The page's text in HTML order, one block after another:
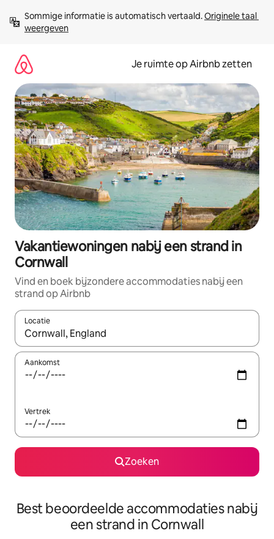
direct
naar
Sommige informatie is automatisch vertaald. Originele taal
weergeven
Je ruimte op Airbnb zetten
Vakantiewoningen nabij een strand in
Cornwall
Vind en boek bijzondere accommodaties nabij een
strand op Airbnb
Locatie
Wanneer er suggesties beschikbaar zijn, maak je een keuze
Aankomst
Vertrek
Zoeken
Best beoordeelde accommodaties nabij
een strand in Cornwall